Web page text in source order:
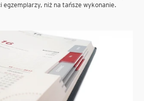
egzemplarzy, niż na tańsze wykonanie.